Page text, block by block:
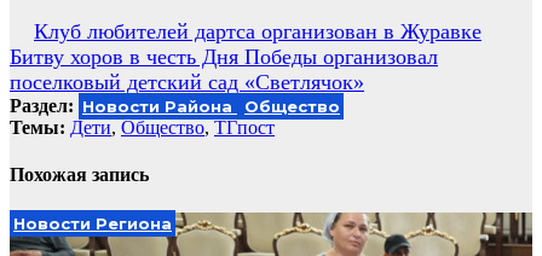
Навигация
по
записям
Клуб любителей дартса организован в Журавке
Битву хоров в честь Дня Победы организовал
поселковый детский сад «Светлячок»
Раздел: Новости Района Общество
Темы: Дети, Общество, ТГпост
Похожая запись
Новости Региона